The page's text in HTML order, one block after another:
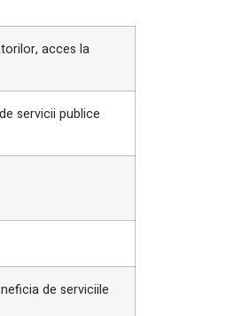
acces la
servicii publice
de serviciile